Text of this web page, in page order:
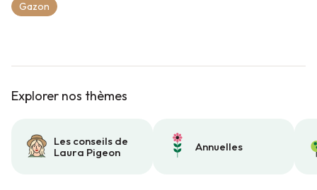
Gazon
Explorer nos thèmes
Les conseils de
Laura Pigeon
Annuelles